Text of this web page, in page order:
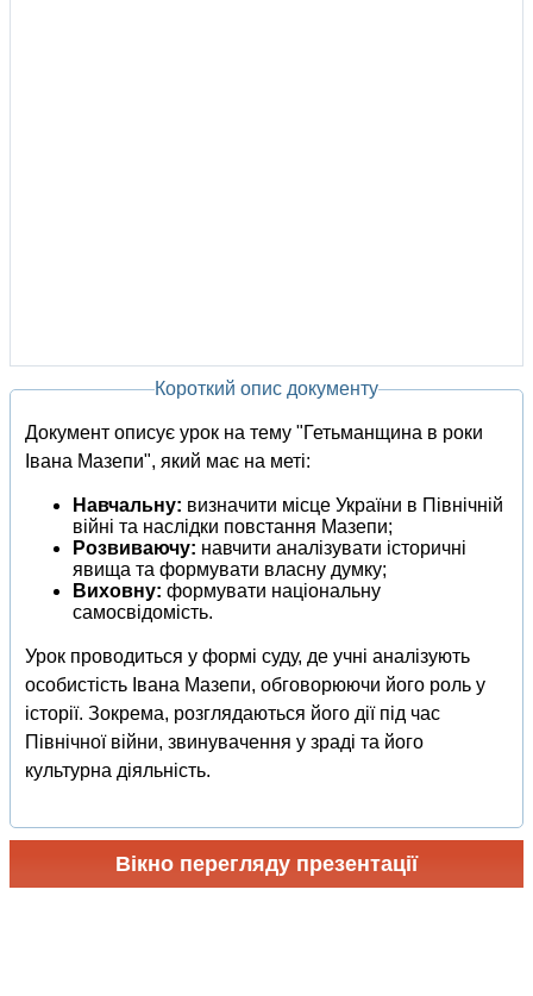
Короткий опис документу
Документ описує урок на тему "Гетьманщина в роки
Івана Мазепи", який має на меті:
Навчальну: визначити місце України в Північній
війні та наслідки повстання Мазепи;
Розвиваючу: навчити аналізувати історичні
явища та формувати власну думку;
Виховну: формувати національну
самосвідомість.
Урок проводиться у формі суду, де учні аналізують
особистість Івана Мазепи, обговорюючи його роль у
історії. Зокрема, розглядаються його дії під час
Північної війни, звинувачення у зраді та його
культурна діяльність.
Вікно перегляду презентації